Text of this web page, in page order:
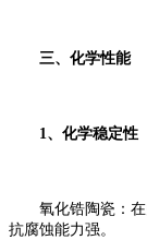
三、化学性能
1、化学稳定性
氧化锆陶瓷：在
抗腐蚀能力强。